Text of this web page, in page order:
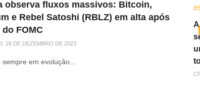
observa fluxos massivos: Bitcoin,
e Rebel Satoshi (RBLZ) em alta após
FOMC
26 DE DEZEMBRO DE 2023
sempre em evolução...